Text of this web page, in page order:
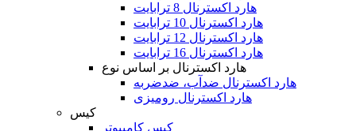
هارد اکسترنال 8 ترابایت
هارد اکسترنال 10 ترابایت
هارد اکسترنال 12 ترابایت
هارد اکسترنال 16 ترابایت
هارد اکسترنال بر اساس نوع
هارد اکسترنال ضدآب، ضدضربه
هارد اکسترنال رومیزی
کیس
کیس کامپیوتر